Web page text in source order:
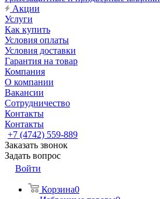
Акции
Услуги
Как купить
Условия оплаты
Условия доставки
Гарантия на товар
Компания
О компании
Вакансии
Сотрудничество
Контакты
Контакты
+7 (4742) 559-889
Заказать звонок
Задать вопрос
Войти
Корзина0